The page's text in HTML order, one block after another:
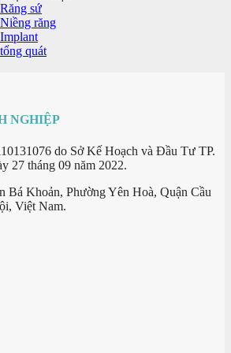
sứ
răng
quát
NGHIỆP
do Sở Kế Hoạch và Đầu Tư TP.
27 tháng 09 năm 2022.
Bá Khoản, Phường Yên Hoà, Quận Cầu
Việt Nam.